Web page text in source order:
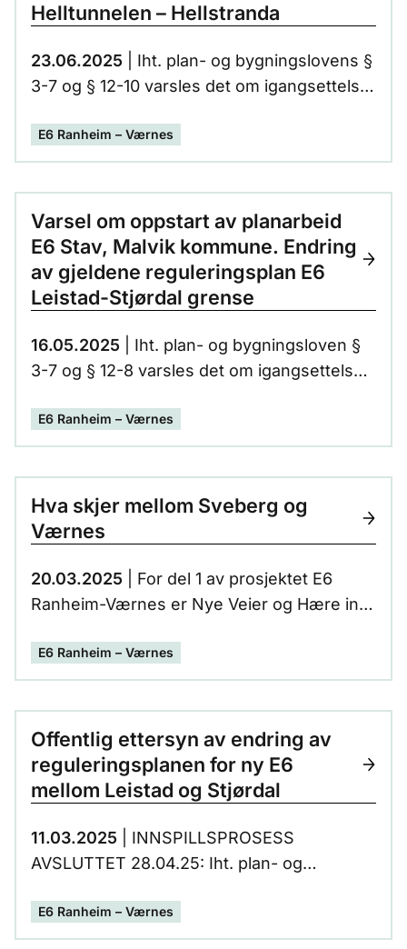
Helltunnelen – Hellstranda
23.06.2025 | Iht. plan- og bygningslovens §
3-7 og § 12-10 varsles det om igangsettelse
detaljreguleringsplan E6 Helltunnelen –
Hellstranda, endring (planID: 5036).
E6 Ranheim – Værnes
Varsel om oppstart av planarbeid
E6 Stav, Malvik kommune. Endring
av gjeldene reguleringsplan E6
Leistad-Stjørdal grense
16.05.2025 | Iht. plan- og bygningsloven §
3-7 og § 12-8 varsles det om igangsettelse
for ny E6 mellom Leistad og Stjørdal grense,
Malvik kommune (PlanID-201803).
E6 Ranheim – Værnes
Hva skjer mellom Sveberg og
Værnes
20.03.2025 | For del 1 av prosjektet E6
Ranheim-Værnes er Nye Veier og Hære inn
også mye aktivitet på strekningen Sveberg-
Værnes.
E6 Ranheim – Værnes
Offentlig ettersyn av endring av
reguleringsplanen for ny E6
mellom Leistad og Stjørdal
11.03.2025 | INNSPILLSPROSESS
AVSLUTTET 28.04.25: Iht. plan- og
endringer av regulerings-plan for ny E6
mellom Leistad og Stjørdal grense, Malvik
E6 Ranheim – Værnes